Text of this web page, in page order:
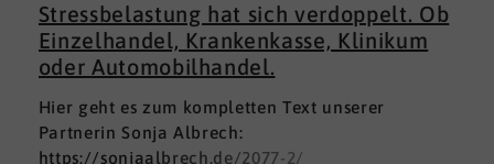
Stressbelastung hat sich verdoppelt. Ob
Einzelhandel, Krankenkasse, Klinikum
oder Automobilhandel.
Hier geht es zum kompletten Text unserer
Partnerin Sonja Albrech:
https://sonjaalbrech.de/2077-2/